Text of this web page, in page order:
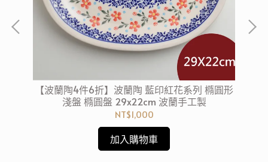
【波蘭陶4件6折】波蘭陶 藍印紅花系列 橢圓形
淺盤 橢圓盤 29x22cm 波蘭手工製
NT$1,000
加入購物車